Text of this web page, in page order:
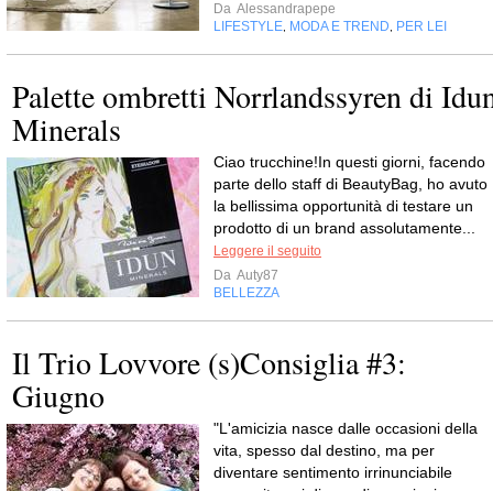
Da Alessandrapepe
LIFESTYLE, MODA E TREND, PER LEI
Palette ombretti Norrlandssyren di
Minerals
Ciao trucchine!In questi giorni, facendo
parte dello staff di BeautyBag, ho avuto
la bellissima opportunità di testare un
prodotto di un brand assolutamente...
Leggere il seguito
Da Auty87
BELLEZZA
Il Trio Lovvore (s)Consiglia #3:
Giugno
"L'amicizia nasce dalle occasioni della
vita, spesso dal destino, ma per
diventare sentimento irrinunciabile